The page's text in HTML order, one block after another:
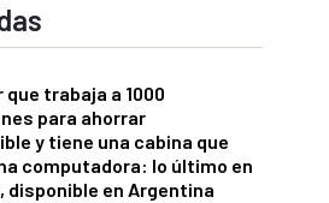
trabaja a 1000
para ahorrar
y tiene una cabina que
computadora: lo último en
disponible en Argentina